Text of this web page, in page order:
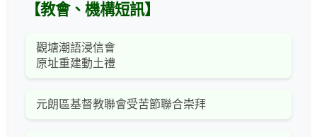
【教會、機構短訊】
觀塘潮語浸信會
原址重建動土禮
元朗區基督教聯會受苦節聯合崇拜